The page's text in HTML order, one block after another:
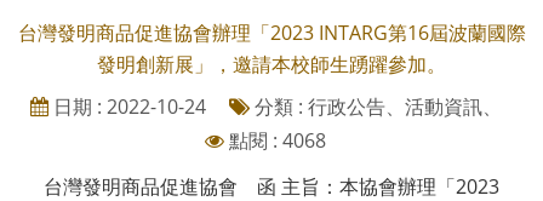
台灣發明商品促進協會辦理「2023 INTARG第16屆波蘭國際
發明創新展」，邀請本校師生踴躍參加。
日期 : 2022-10-24
分類 : 行政公告、活動資訊、
點閱 : 4068
台灣發明商品促進協會 函 主旨：本協會辦理「2023